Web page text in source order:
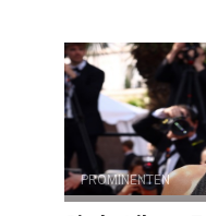
PROMINENTEN